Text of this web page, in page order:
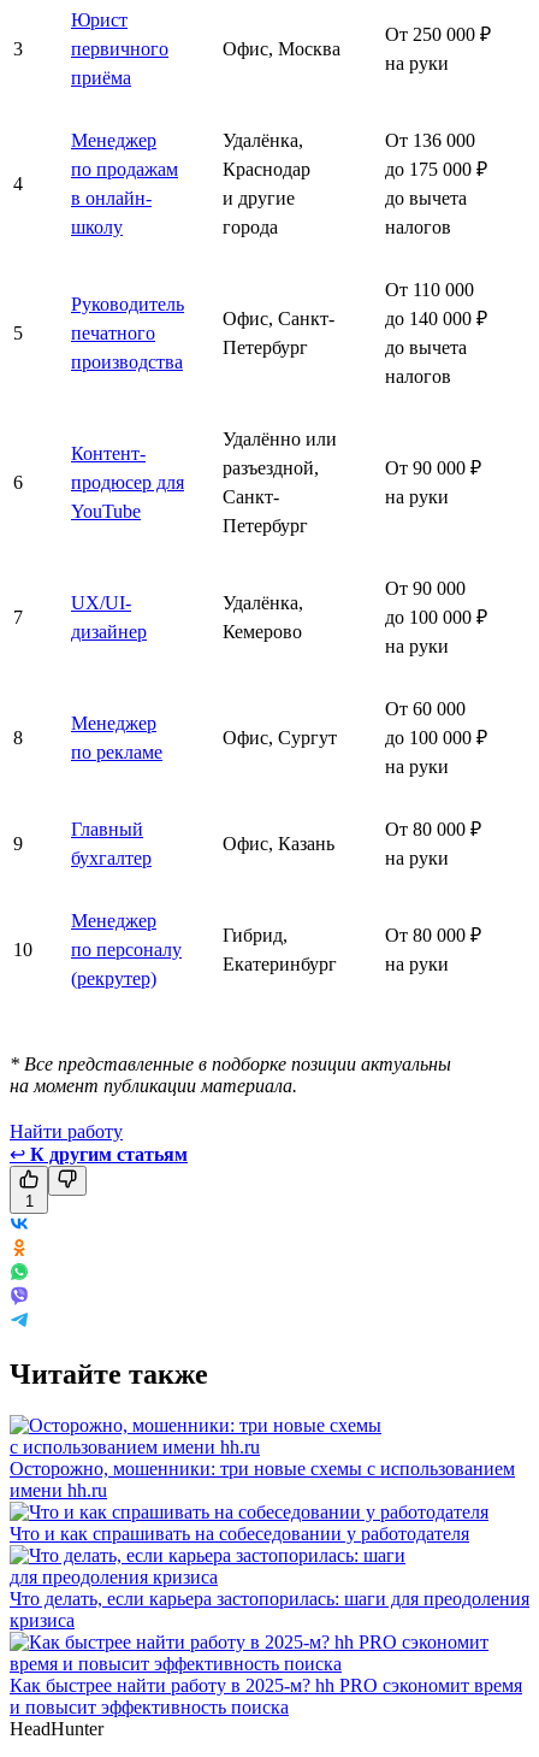
3
Юрист
первичного
приёма
Офис, Москва
От 250 000 ₽
на руки
4
Менеджер
по продажам
в онлайн-
школу
Удалёнка,
Краснодар
и другие
города
От 136 000
до 175 000 ₽
до вычета
налогов
5
Руководитель
печатного
производства
Офис, Санкт-
Петербург
От 110 000
до 140 000 ₽
до вычета
налогов
6
Контент-
продюсер для
YouTube
Удалённо или
разъездной,
Санкт-
Петербург
От 90 000 ₽
на руки
7
UX/UI-
дизайнер
Удалёнка,
Кемерово
От 90 000
до 100 000 ₽
на руки
8
Менеджер
по рекламе
Офис, Сургут
От 60 000
до 100 000 ₽
на руки
9
Главный
бухгалтер
Офис, Казань
От 80 000 ₽
на руки
10
Менеджер
по персоналу
(рекрутер)
Гибрид,
Екатеринбург
От 80 000 ₽
на руки
* Все представленные в подборке позиции актуальны
на момент публикации материала.
Найти работу
↩ К другим статьям
1
Читайте также
Осторожно, мошенники: три новые схемы с использованием
имени hh.ru
Что и как спрашивать на собеседовании у работодателя
Что делать, если карьера застопорилась: шаги для преодоления
кризиса
Как быстрее найти работу в 2025-м? hh PRO сэкономит время
и повысит эффективность поиска
HeadHunter